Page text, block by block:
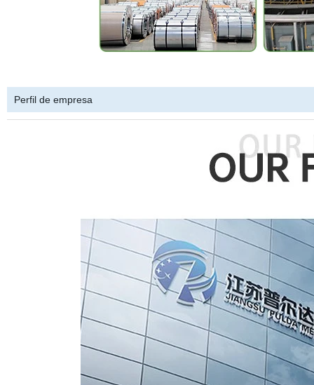
Perfil de empresa